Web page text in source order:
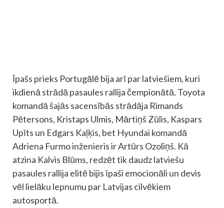
Īpašs prieks Portugālē bija arī par latviešiem, kuri
ikdienā strādā pasaules rallija čempionātā. Toyota
komandā šajās sacensībās strādāja Rimands
Pētersons, Kristaps Ulmis, Mārtiņš Zūlis, Kaspars
Upīts un Edgars Kaļķis, bet Hyundai komandā
Adriena Furmo inženieris ir Artūrs Ozoliņš. Kā
atzina Kalvis Blūms, redzēt tik daudz latviešu
pasaules rallija elitē bijis īpaši emocionāli un devis
vēl lielāku lepnumu par Latvijas cilvēkiem
autosportā.